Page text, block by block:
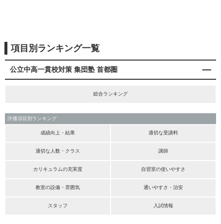
項目別ランキング一覧
公立中高一貫校対策 集団塾 首都圏
総合ランキング
評価項目別ランキング
成績向上・結果 適切な受講料
適切な人数・クラス 講師
カリキュラムの充実度 自習室の使いやすさ
教室の設備・雰囲気 通いやすさ・治安
スタッフ 入試情報